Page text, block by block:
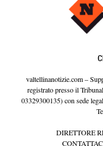
valtellinanotizie.com –
registrato presso il
03329300135) con sede
DIRETTORE